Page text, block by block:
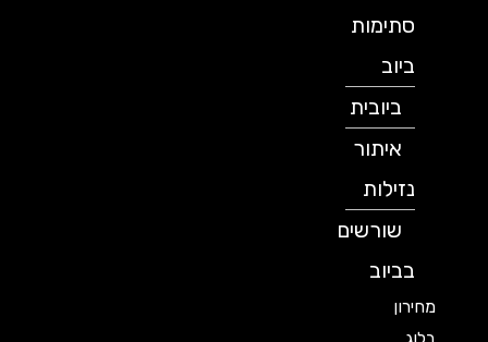
סתימות
ביובית
איתור
נזילות
שורשים
בביוב
מחירון